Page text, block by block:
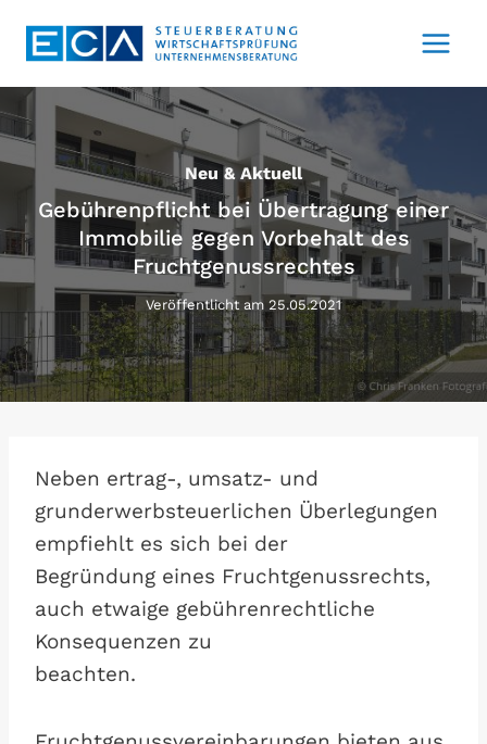
Inhalt
Neu & Aktuell
Gebührenpflicht bei Übertragung einer
Immobilie gegen Vorbehalt des
Fruchtgenussrechtes
Veröffentlicht am 25.05.2021
Neben ertrag-, umsatz- und
grunderwerbsteuerlichen Überlegungen
empfiehlt es sich bei der
Begründung eines Fruchtgenussrechts,
auch etwaige gebührenrechtliche
Konsequenzen zu
beachten.